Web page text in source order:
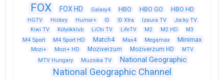
FOX FOX HD Galaxy4 HBO HBO GO HBO HD
HGTV History Humor+ ID ID Xtra Izaura TV
Jocky TV
Kiwi TV
Kölyökklub LiChi TV LifeTV M2 M2 HD M3
M4 Sport M4 Sport HD Match4 Max4 Megamax Minimax
Mozi+ Mozi+ HD Moziverzum Moziverzum HD
MTV
MTV Hungary
Muzsika TV National Geographic
National Geographic Channel